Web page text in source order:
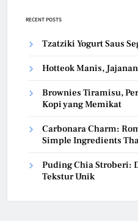
RECENT POSTS
Tzatziki Yogurt Saus
Hotteok Manis,
Brownies Tiramisu,
Kopi yang Memikat
Carbonara Charm:
Simple Ingredients
Puding Chia Stroberi:
Tekstur Unik